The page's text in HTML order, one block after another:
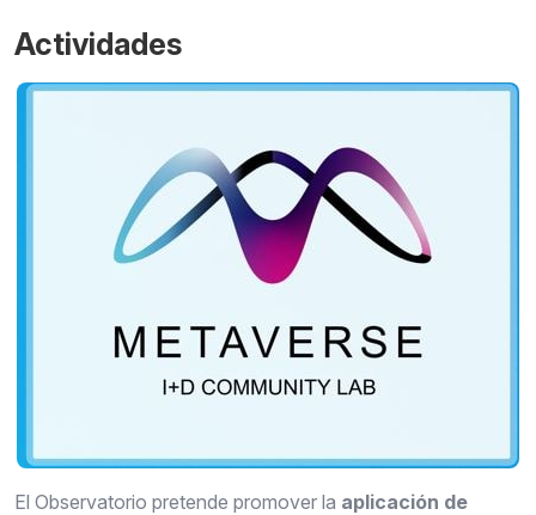
Actividades
El Observatorio pretende promover la aplicación de